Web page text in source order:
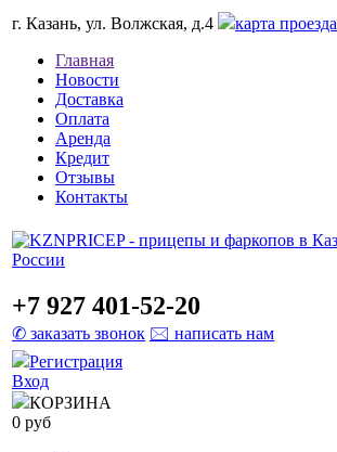
г. Казань, ул. Волжская, д.4
карта проезда
Главная
Новости
Доставка
Оплата
Аренда
Кредит
Отзывы
Контакты
+7 927 401-52-20
✆ заказать звонок 🖂 написать нам
Регистрация
Вход
КОРЗИНА
0 руб